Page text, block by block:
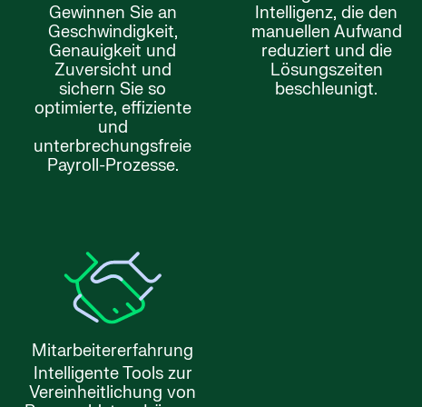
Gewinnen Sie an
Geschwindigkeit,
Genauigkeit und
Zuversicht und
sichern Sie so
optimierte, effiziente
und
unterbrechungsfreie
Payroll-Prozesse.
Intelligenz, die den
manuellen Aufwand
reduziert und die
Lösungszeiten
beschleunigt.
Mitarbeitererfahrung
Intelligente Tools zur
Vereinheitlichung von